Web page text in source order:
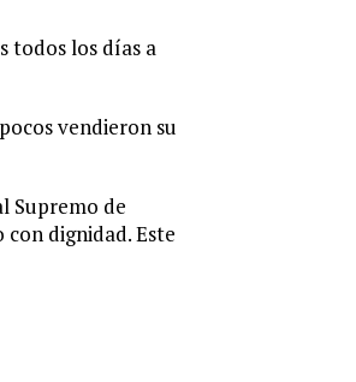
todos los días a
vendieron su
Supremo de
con dignidad. Este